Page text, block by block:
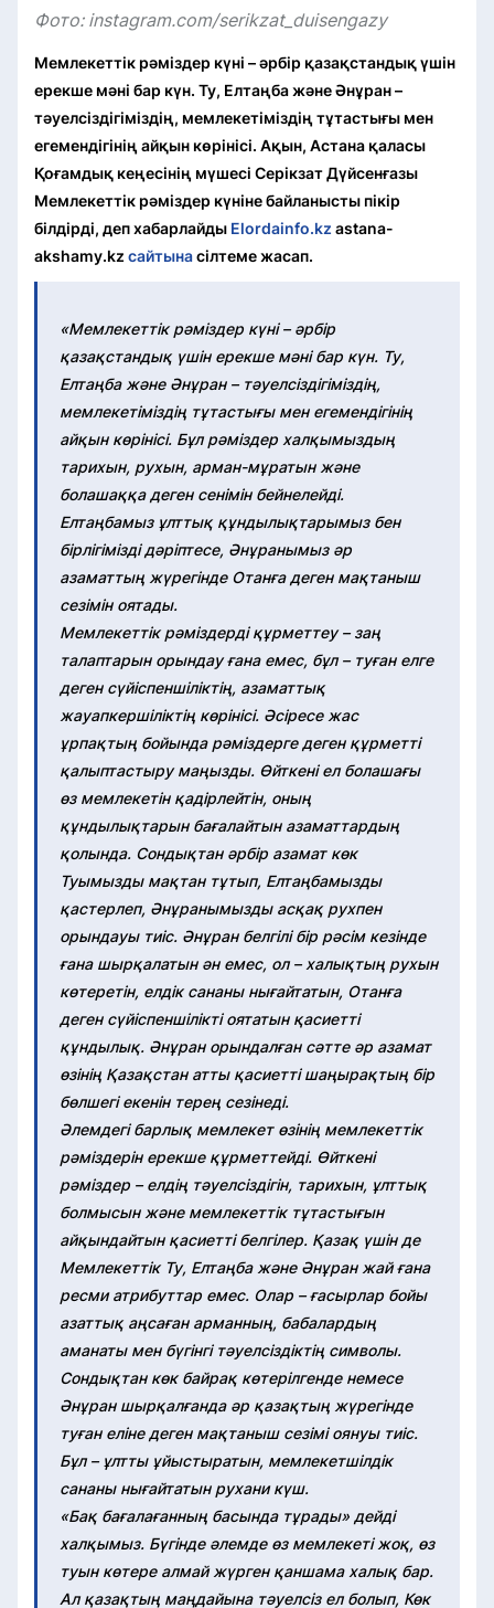
Фото: instagram.com/serikzat_duisengazy
Мемлекеттік рәміздер күні – әрбір қазақстандық үшін
ерекше мәні бар күн. Ту, Елтаңба және Әнұран –
тәуелсіздігіміздің, мемлекетіміздің тұтастығы мен
егемендігінің айқын көрінісі. Ақын, Астана қаласы
Қоғамдық кеңесінің мүшесі Серікзат Дүйсенғазы
Мемлекеттік рәміздер күніне байланысты пікір
білдірді, деп хабарлайды Elordainfo.kz astana-
akshamy.kz сайтынасілтеме жасап.
«Мемлекеттік рәміздер күні – әрбір
қазақстандық үшін ерекше мәні бар күн. Ту,
Елтаңба және Әнұран – тәуелсіздігіміздің,
мемлекетіміздің тұтастығы мен егемендігінің
айқын көрінісі. Бұл рәміздер халқымыздың
тарихын, рухын, арман-мұратын және
болашаққа деген сенімін бейнелейді.
Елтаңбамыз ұлттық құндылықтарымыз бен
бірлігімізді дәріптесе, Әнұранымыз әр
азаматтың жүрегінде Отанға деген мақтаныш
сезімін оятады.
Мемлекеттік рәміздерді құрметтеу – заң
талаптарын орындау ғана емес, бұл – туған елге
деген сүйіспеншіліктің, азаматтық
жауапкершіліктің көрінісі. Әсіресе жас
ұрпақтың бойында рәміздерге деген құрметті
қалыптастыру маңызды. Өйткені ел болашағы
өз мемлекетін қадірлейтін, оның
құндылықтарын бағалайтын азаматтардың
қолында. Сондықтан әрбір азамат көк
Туымызды мақтан тұтып, Елтаңбамызды
қастерлеп, Әнұранымызды асқақ рухпен
орындауы тиіс. Әнұран белгілі бір рәсім кезінде
ғана шырқалатын ән емес, ол – халықтың рухын
көтеретін, елдік сананы нығайтатын, Отанға
деген сүйіспеншілікті оятатын қасиетті
құндылық. Әнұран орындалған сәтте әр азамат
өзінің Қазақстан атты қасиетті шаңырақтың бір
бөлшегі екенін терең сезінеді.
Әлемдегі барлық мемлекет өзінің мемлекеттік
рәміздерін ерекше құрметтейді. Өйткені
рәміздер – елдің тәуелсіздігін, тарихын, ұлттық
болмысын және мемлекеттік тұтастығын
айқындайтын қасиетті белгілер. Қазақ үшін де
Мемлекеттік Ту, Елтаңба және Әнұран жай ғана
ресми атрибуттар емес. Олар – ғасырлар бойы
азаттық аңсаған арманның, бабалардың
аманаты мен бүгінгі тәуелсіздіктің символы.
Сондықтан көк байрақ көтерілгенде немесе
Әнұран шырқалғанда әр қазақтың жүрегінде
туған еліне деген мақтаныш сезімі оянуы тиіс.
Бұл – ұлтты ұйыстыратын, мемлекетшілдік
сананы нығайтатын рухани күш.
«Бақ бағалағанның басында тұрады» дейді
халқымыз. Бүгінде әлемде өз мемлекеті жоқ, өз
туын көтере алмай жүрген қаншама халық бар.
Ал қазақтың маңдайына тәуелсіз ел болып, Көк